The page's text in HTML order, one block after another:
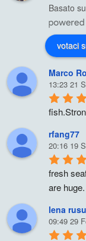
Basato
votaci
Marco
13:23 21
rfang77
20:16 19
fresh
are
lena rusu
09:49 29